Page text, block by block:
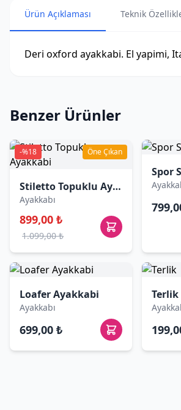
Ürün Açıklaması Teknik
Deri oxford ayakkabi. El yapimi,
Benzer Ürünler
-%18 Öne Çıkan
Stiletto Topuklu Ayakkabi
Ayakkabı
899,00 ₺
1.099,00 ₺
Spor
Loafer Ayakkabi
Ayakkabı
699,00 ₺
Terlik